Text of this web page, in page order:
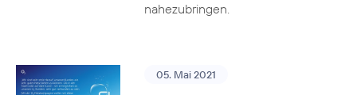
nahezubringen.
05. Mai 2021